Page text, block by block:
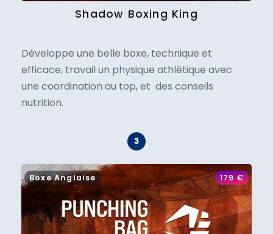
Shadow Boxing King
Développe une belle boxe, technique et
efficace, travail un physique athlétique avec
une coordination au top, et des conseils
nutrition.
Boxe Anglaise 179€